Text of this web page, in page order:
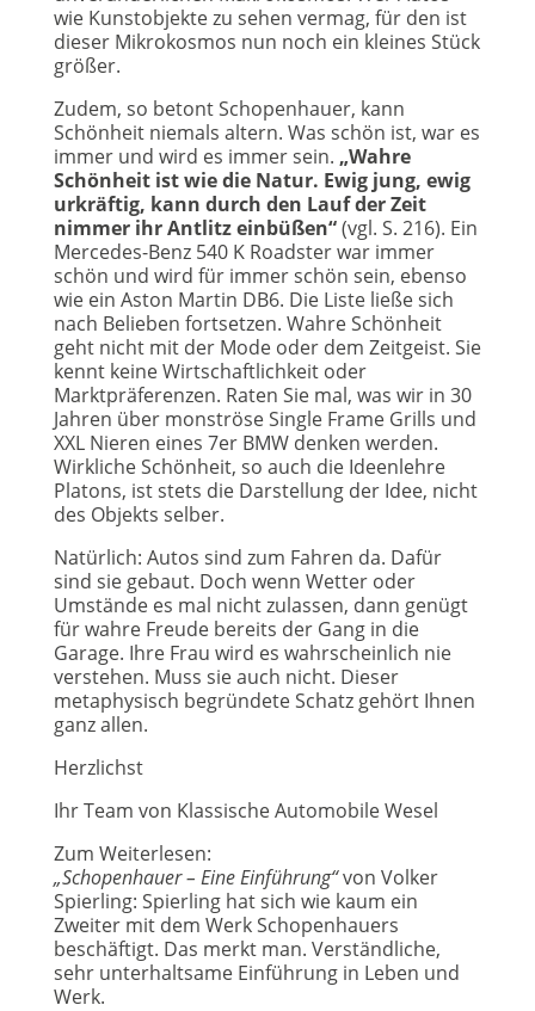
wie Kunstobjekte zu sehen vermag, für den ist
dieser Mikrokosmos nun noch ein kleines Stück
größer.
Zudem, so betont Schopenhauer, kann
Schönheit niemals altern. Was schön ist, war es
immer und wird es immer sein. „Wahre
Schönheit ist wie die Natur. Ewig jung, ewig
urkräftig, kann durch den Lauf der Zeit
nimmer ihr Antlitz einbüßen“(vgl. S. 216). Ein
Mercedes-Benz 540 K Roadster war immer
schön und wird für immer schön sein, ebenso
wie ein Aston Martin DB6. Die Liste ließe sich
nach Belieben fortsetzen. Wahre Schönheit
geht nicht mit der Mode oder dem Zeitgeist. Sie
kennt keine Wirtschaftlichkeit oder
Marktpräferenzen. Raten Sie mal, was wir in 30
Jahren über monströse Single Frame Grills und
XXL Nieren eines 7er BMW denken werden.
Wirkliche Schönheit, so auch die Ideenlehre
Platons, ist stets die Darstellung der Idee, nicht
des Objekts selber.
Natürlich: Autos sind zum Fahren da. Dafür
sind sie gebaut. Doch wenn Wetter oder
Umstände es mal nicht zulassen, dann genügt
für wahre Freude bereits der Gang in die
Garage. Ihre Frau wird es wahrscheinlich nie
verstehen. Muss sie auch nicht. Dieser
metaphysisch begründete Schatz gehört Ihnen
ganz allen.
Herzlichst
Ihr Team von Klassische Automobile Wesel
Zum Weiterlesen:
„Schopenhauer – Eine Einführung“von Volker
Spierling: Spierling hat sich wie kaum ein
Zweiter mit dem Werk Schopenhauers
beschäftigt. Das merkt man. Verständliche,
sehr unterhaltsame Einführung in Leben und
Werk.